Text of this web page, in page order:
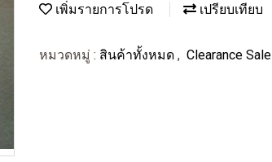
เพิ่มรายการโปรด เปรียบเทียบ
หมวดหมู่ : สินค้าทั้งหมด , Clearance Sale